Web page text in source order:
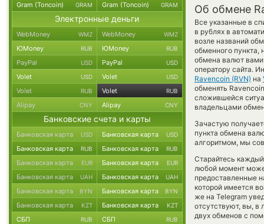
Об обмене
Все указанные в
в рублях в
возле названий
обменного пункта,
обмена валют вами
оператору сайта.
Ravencoin (RVN) на
обменять
сложившейся
владельцами
Зачастую
пункта обмена
алгоритмом, мы
Старайтесь
любой момент
предоставленные
которой имеется
же на Telegram
отсутствуют, вы, в
двух обменов с
Gram (Toncoin) GRAM Gram (Toncoin) GRAM
Электронные деньги
WebMoney WMZ WebMoney WMZ
ЮMoney RUB ЮMoney RUB
PayPal USD PayPal USD
Volet USD Volet USD
Volet RUB Volet RUB
Alipay CNY Alipay CNY
Банковские счета и карты
Банковская карта USD Банковская карта USD
Банковская карта RUB Банковская карта RUB
Банковская карта EUR Банковская карта EUR
Банковская карта UAH Банковская карта UAH
Банковская карта BYN Банковская карта BYN
Банковская карта KZT Банковская карта KZT
СБП RUB СБП RUB